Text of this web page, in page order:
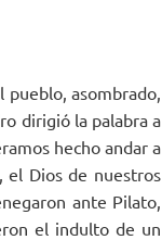
asombrado,
dirigió la palabra a
hecho andar a
el Dios de nuestros
ante Pilato,
el indulto de un